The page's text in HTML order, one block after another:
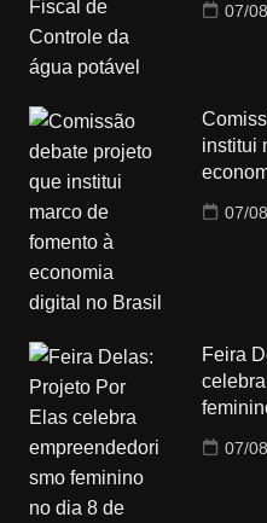
07/
institui
07/
Feira
07/